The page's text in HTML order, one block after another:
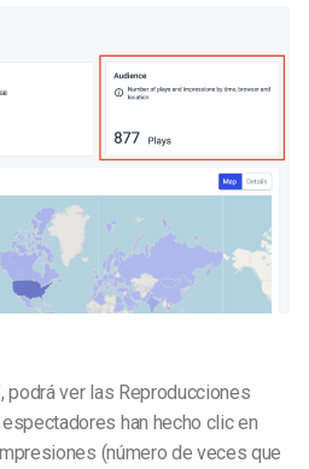
podrá ver las Reproducciones
han hecho clic en
(número de veces que